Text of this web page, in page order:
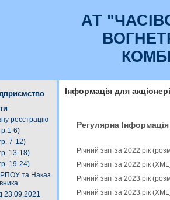
АТ
реєстрацію
6)
7-12)
13-18)
19-24)
та Наказ
23.09.2021
Інформація для
Регулярна Інформація
Річний звіт за 2022 рік
Річний звіт за 2022 рік
Річний звіт за 2023 рік
Річний звіт за 2023 рік